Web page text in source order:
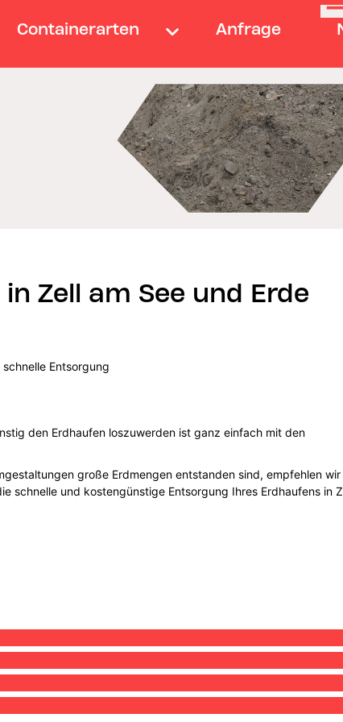
Containerarten Anfrage
Zell am See und Erde
Entsorgung
den Erdhaufen loszuwerden ist ganz einfach mit den
große Erdmengen entstanden sind, empfehlen
schnelle und kostengünstige Entsorgung Ihres Erdhaufens in